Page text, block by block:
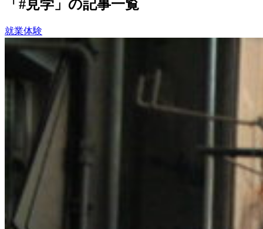
「#見学」の記事一覧
就業体験